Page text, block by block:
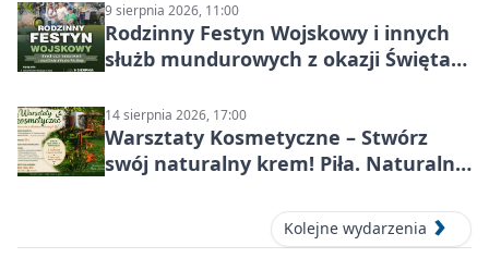
9 sierpnia 2026, 11:00
Rodzinny Festyn Wojskowy i innych
służb mundurowych z okazji Święta
14 sierpnia 2026, 17:00
Warsztaty Kosmetyczne – Stwórz
swój naturalny krem! Piła. Naturalna
Kolejne wydarzenia